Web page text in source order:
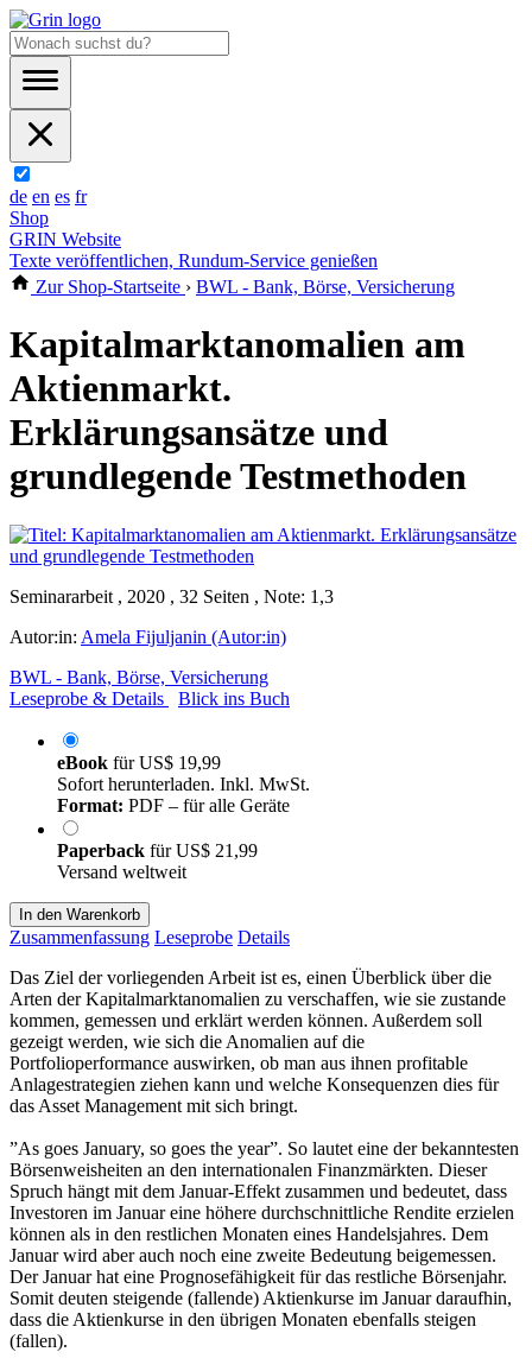
de en es fr
Shop
GRIN Website
Texte veröffentlichen, Rundum-Service genießen
Zur Shop-Startseite › BWL - Bank, Börse, Versicherung
Kapitalmarktanomalien am
Aktienmarkt.
Erklärungsansätze und
grundlegende Testmethoden
Seminararbeit , 2020 , 32 Seiten , Note: 1,3
Autor:in: Amela Fijuljanin (Autor:in)
BWL - Bank, Börse, Versicherung
Leseprobe & Details
Blick ins Buch
eBook fürUS$ 19,99
Sofort herunterladen. Inkl. MwSt.
Format: PDF – für alle Geräte
Paperback fürUS$ 21,99
Versand weltweit
In den Warenkorb
Zusammenfassung Leseprobe Details
Das Ziel der vorliegenden Arbeit ist es, einen Überblick über die
Arten der Kapitalmarktanomalien zu verschaffen, wie sie zustande
kommen, gemessen und erklärt werden können. Außerdem soll
gezeigt werden, wie sich die Anomalien auf die
Portfolioperformance auswirken, ob man aus ihnen profitable
Anlagestrategien ziehen kann und welche Konsequenzen dies für
das Asset Management mit sich bringt.
”As goes January, so goes the year”. So lautet eine der bekanntesten
Börsenweisheiten an den internationalen Finanzmärkten. Dieser
Spruch hängt mit dem Januar-Effekt zusammen und bedeutet, dass
Investoren im Januar eine höhere durchschnittliche Rendite erzielen
können als in den restlichen Monaten eines Handelsjahres. Dem
Januar wird aber auch noch eine zweite Bedeutung beigemessen.
Der Januar hat eine Prognosefähigkeit für das restliche Börsenjahr.
Somit deuten steigende (fallende) Aktienkurse im Januar daraufhin,
dass die Aktienkurse in den übrigen Monaten ebenfalls steigen
(fallen).